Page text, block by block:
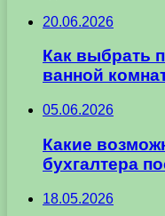
20.06.2026
Как выбрать
ванной
05.06.2026
Какие
бухгалтера
18.05.2026